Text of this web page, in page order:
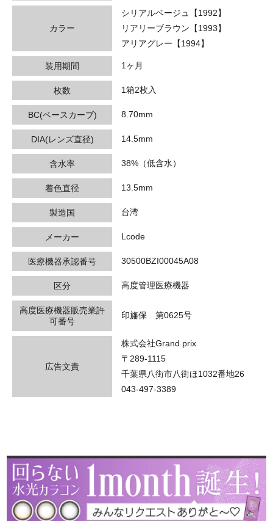
カラー
シリアルベージュ【1992】
リアリーブラウン【1993】
アリアグレー【1994】
装用期間 1ヶ月
枚数 1箱2枚入
BC(ベースカーブ) 8.70mm
DIA(レンズ直径) 14.5mm
含水率 38%（低含水）
着色直径 13.5mm
製造国 台湾
メーカー Lcode
医療機器承認番号 30500BZI00045A08
区分 高度管理医療機器
高度医療機器販売業許
可番号
印旛保 第0625号
広告文責
株式会社Grand prix
〒289-1115
千葉県八街市八街ほ1032番地26
043-497-3389